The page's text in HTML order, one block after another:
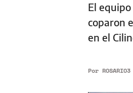
El
coparon
en el
Por ROSARIO3